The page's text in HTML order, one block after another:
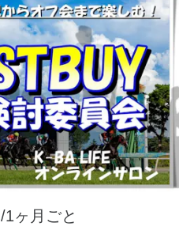
/1ヶ月ごと